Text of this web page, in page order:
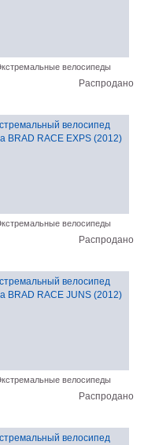
велосипеды
Распродано
велосипеды
Распродано
велосипеды
Распродано